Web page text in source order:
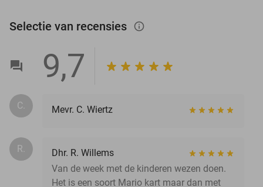
Selectie van recensies info_outlined
9,7
C. Mevr. C. Wiertz
R.
Dhr. R. Willems
Van de week met de kinderen wezen doen.
Het is een soort Mario kart maar dan met